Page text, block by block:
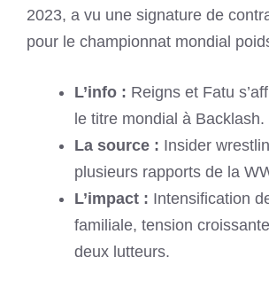
2023, a vu une signature de
pour le championnat mondial
L’info : Reigns et Fatu
le titre mondial à Backlash.
La source : Insider
plusieurs rapports de la
L’impact : Intensification
familiale, tension
deux lutteurs.